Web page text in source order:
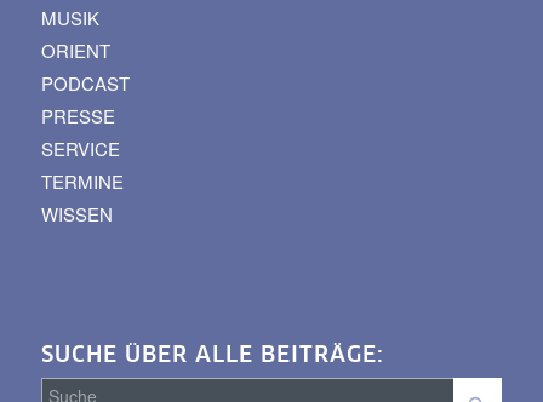
MUSIK
ORIENT
PODCAST
PRESSE
SERVICE
TERMINE
WISSEN
SUCHE ÜBER ALLE BEITRÄGE: